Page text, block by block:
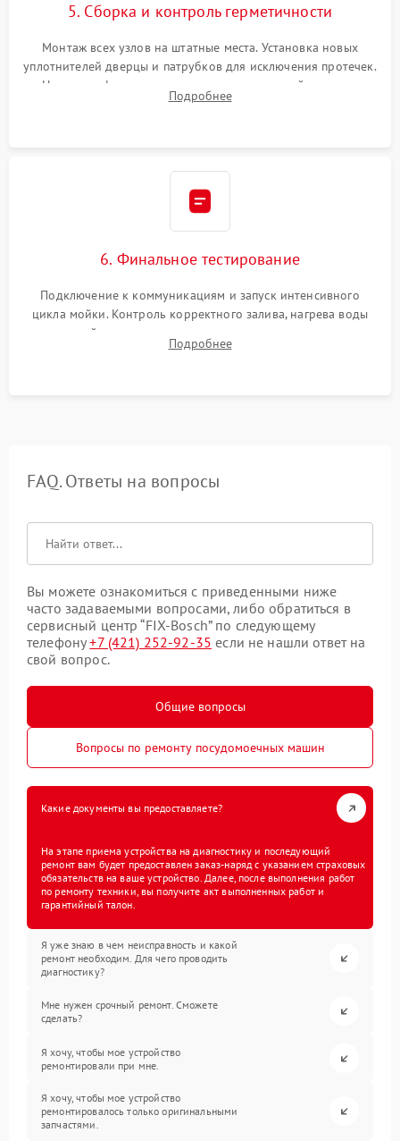
5. Сборка и контроль герметичности
Монтаж всех узлов на штатные места. Установка новых
уплотнителей дверцы и патрубков для исключения протечек.
Надежная фиксация хомутов гидравлической системы,
сборка корпуса и установка датчика поплавка.
Подробнее
6. Финальное тестирование
Подключение к коммуникациям и запуск интенсивного
цикла мойки. Контроль корректного залива, нагрева воды
до нужной температуры, отсутствия посторонних шумов,
штатного слива и абсолютной сухости в поддоне.
Подробнее
FAQ. Ответы на вопросы
Вы можете ознакомиться с приведенными ниже
часто задаваемыми вопросами, либо обратиться в
сервисный центр “FIX-Bosch” по следующему
телефону+7 (421) 252-92-35 если не нашли ответ на
свой вопрос.
Общие вопросы
Вопросы по ремонту посудомоечных машин
Какие документы вы предоставляете?
На этапе приема устройства на диагностику и последующий
ремонт вам будет предоставлен заказ-наряд с указанием страховых
обязательств на ваше устройство. Далее, после выполнения работ
по ремонту техники, вы получите акт выполненных работ и
гарантийный талон.
Я уже знаю в чем неисправность и какой
ремонт необходим. Для чего проводить
диагностику?
Мне нужен срочный ремонт. Сможете
сделать?
Я хочу, чтобы мое устройство
ремонтировали при мне.
Я хочу, чтобы мое устройство
ремонтировалось только оригинальными
запчастями.